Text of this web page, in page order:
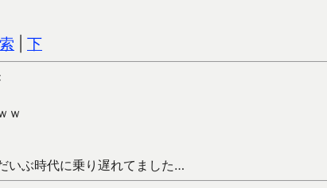
下
ｗ
いぶ時代に乗り遅れてました…